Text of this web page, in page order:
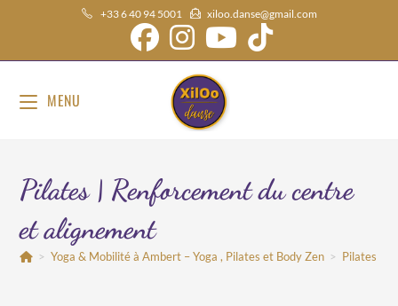
+33 6 40 94 5001 xiloo.danse@gmail.com
MENU
Pilates | Renforcement du centre
et alignement
> Yoga & Mobilité à Ambert – Yoga , Pilates et Body Zen > Pilates |